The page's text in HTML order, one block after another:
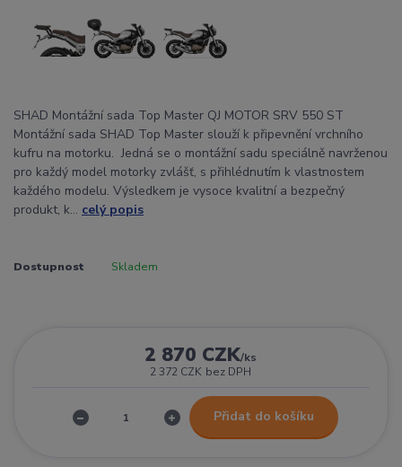
SHAD Montážní sada Top Master QJ MOTOR SRV 550 ST
Montážní sada SHAD Top Master slouží k připevnění vrchního
kufru na motorku. Jedná se o montážní sadu speciálně navrženou
pro každý model motorky zvlášť, s přihlédnutím k vlastnostem
každého modelu. Výsledkem je vysoce kvalitní a bezpečný
produkt, k... celý popis
Dostupnost Skladem
2 870 CZK/ks
2 372 CZK bez DPH
Přidat do košíku